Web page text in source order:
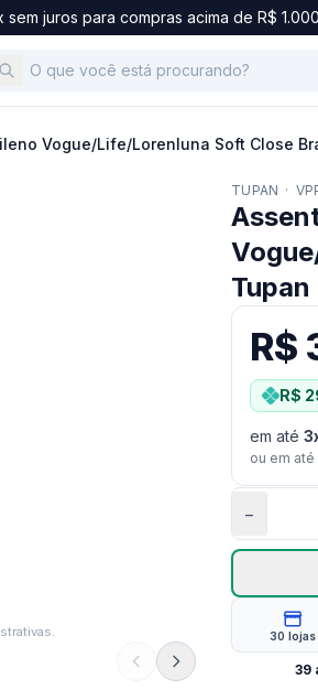
sem juros para compras acima de R$
Vogue/Life/Lorenluna Soft Close
TUPAN ·
Tupan
R$
R$
em até 3
ou em até
−
30 lojas
39